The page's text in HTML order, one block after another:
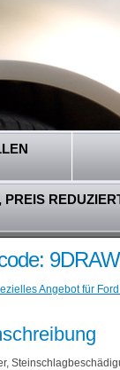
PREIS
Angebot für